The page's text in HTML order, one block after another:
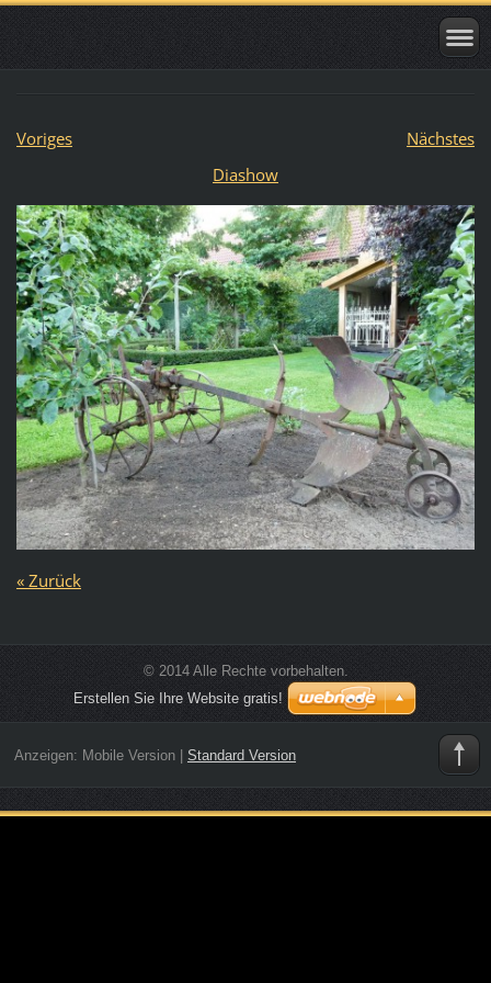
Voriges
Nächstes
Diashow
« Zurück
© 2014 Alle Rechte vorbehalten.
Erstellen Sie Ihre Website gratis!
Anzeigen: Mobile Version| Standard Version